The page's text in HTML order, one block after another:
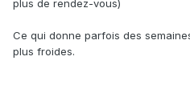
plus de rendez-vous)
Ce qui donne parfois des
plus froides.